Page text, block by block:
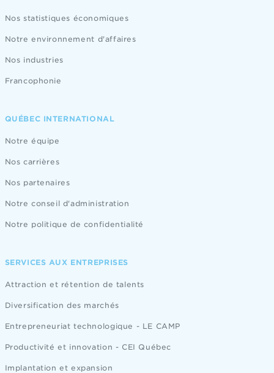
Nos statistiques économiques
Notre environnement d'affaires
Nos industries
Francophonie
QUÉBEC INTERNATIONAL
Notre équipe
Nos carrières
Nos partenaires
Notre conseil d'administration
Notre politique de confidentialité
SERVICES AUX ENTREPRISES
Attraction et rétention de talents
Diversification des marchés
Entrepreneuriat technologique - LE CAMP
Productivité et innovation - CEI Québec
Implantation et expansion